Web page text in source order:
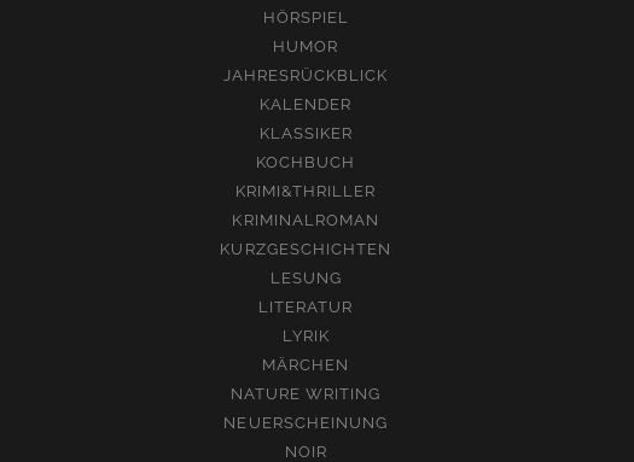
HÖRSPIEL
HUMOR
JAHRESRÜCKBLICK
KALENDER
KLASSIKER
KOCHBUCH
KRIMI&THRILLER
KRIMINALROMAN
KURZGESCHICHTEN
LESUNG
LITERATUR
LYRIK
MÄRCHEN
NATURE WRITING
NEUERSCHEINUNG
NOIR